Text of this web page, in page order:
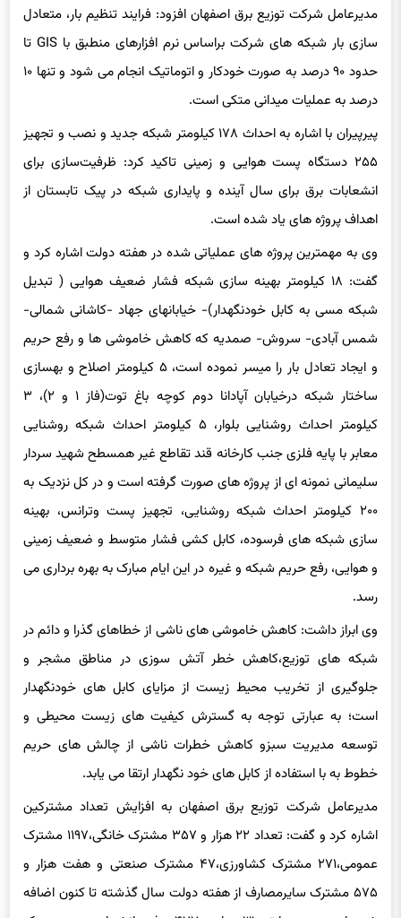
سازی بار شبکه های شرکت براساس نرم افزارهای منطبق با GIS تا
حدود ۹۰ درصد به صورت خودکار و اتوماتیک انجام می شود و تنها ۱۰
درصد به عملیات میدانی متکی است.
پیرپیران با اشاره به احداث ۱۷۸ کیلومتر شبکه جدید و نصب و تجهیز
۲۵۵ دستگاه پست هوایی و زمینی تاکید کرد: ظرفیت‌سازی برای
انشعابات برق برای سال آینده و پایداری شبکه در پیک تابستان از
اهداف پروژه های یاد شده است.
وی به مهمترین پروژه های عملیاتی شده در هفته دولت اشاره کرد و
گفت: ۱۸ کیلومتر بهینه سازی شبکه فشار ضعیف هوایی ( تبدیل
شبکه مسی به کابل خودنگهدار)- خیابانهای جهاد -کاشانی شمالی-
شمس آبادی- سروش- صمدیه که کاهش خاموشی ها و رفع حریم
و ایجاد تعادل بار را میسر نموده است، ۵ کیلومتر اصلاح و بهسازی
ساختار شبکه درخیابان آپادانا دوم کوچه باغ توت(فاز ۱ و ۲)، ۳
کیلومتر احداث روشنایی بلوار، ۵ کیلومتر احداث شبکه روشنایی
معابر با پایه فلزی جنب کارخانه قند تقاطع غیر همسطح شهید سردار
سلیمانی نمونه ای از پروژه های صورت گرفته است و در کل نزدیک به
۲۰۰ کیلومتر احداث شبکه روشنایی، تجهیز پست وترانس، بهینه
سازی شبکه های فرسوده، کابل کشی فشار متوسط و ضعیف زمینی
و هوایی، رفع حریم شبکه و غیره در این ایام مبارک به بهره برداری می
رسد.
وی ابراز داشت: کاهش خاموشی های ناشی از خطاهای گذرا و دائم در
شبکه های توزیع،کاهش خطر آتش سوزی در مناطق مشجر و
جلوگیری از تخریب محیط زیست از مزایای کابل های خودنگهدار
است؛ به عبارتی توجه به گسترش کیفیت های زیست محیطی و
توسعه مدیریت سبزو کاهش خطرات ناشی از چالش های حریم
خطوط به با استفاده از کابل های خود نگهدار ارتقا می یابد.
مدیرعامل شرکت توزیع برق اصفهان به افزایش تعداد مشترکین
اشاره کرد و گفت: تعداد ۲۲ هزار و ۳۵۷ مشترک خانگی،۱۱۹۷ مشترک
عمومی،۲۷۱ مشترک کشاورزی،۴۷ مشترک صنعتی و هفت هزار و
۵۷۵ مشترک سایرمصارف از هفته دولت سال گذشته تا کنون اضافه
شده است وبه عبارتی ۳۱ هزار و ۴۷۷ جذب انشعاب در مدت یک